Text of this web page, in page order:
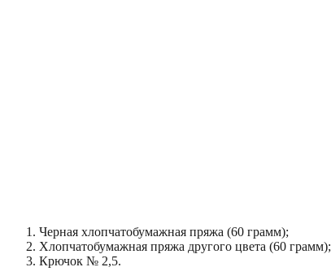
Черная хлопчатобумажная пряжа (60 грамм);
Хлопчатобумажная пряжа другого цвета (60 грамм);
Крючок № 2,5.